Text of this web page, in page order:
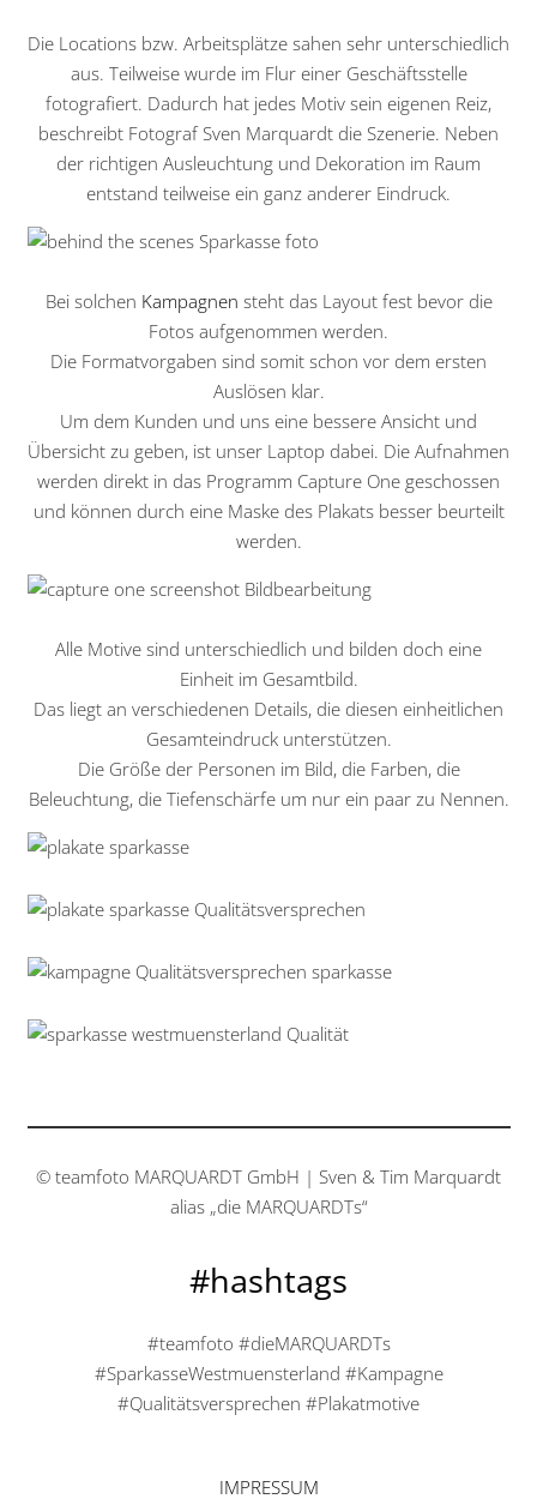
Die Locations bzw. Arbeitsplätze sahen sehr unterschiedlich
aus. Teilweise wurde im Flur einer Geschäftsstelle
fotografiert. Dadurch hat jedes Motiv sein eigenen Reiz,
beschreibt Fotograf Sven Marquardt die Szenerie. Neben
der richtigen Ausleuchtung und Dekoration im Raum
entstand teilweise ein ganz anderer Eindruck.
Bei solchen Kampagnen steht das Layout fest bevor die
Fotos aufgenommen werden.
Die Formatvorgaben sind somit schon vor dem ersten
Auslösen klar.
Um dem Kunden und uns eine bessere Ansicht und
Übersicht zu geben, ist unser Laptop dabei. Die Aufnahmen
werden direkt in das Programm Capture One geschossen
und können durch eine Maske des Plakats besser beurteilt
werden.
Alle Motive sind unterschiedlich und bilden doch eine
Einheit im Gesamtbild.
Das liegt an verschiedenen Details, die diesen einheitlichen
Gesamteindruck unterstützen.
Die Größe der Personen im Bild, die Farben, die
Beleuchtung, die Tiefenschärfe um nur ein paar zu Nennen.
© teamfoto MARQUARDT GmbH | Sven & Tim Marquardt
alias „die MARQUARDTs“
#hashtags
#teamfoto #dieMARQUARDTs
#SparkasseWestmuensterland #Kampagne
#Qualitätsversprechen #Plakatmotive
IMPRESSUM